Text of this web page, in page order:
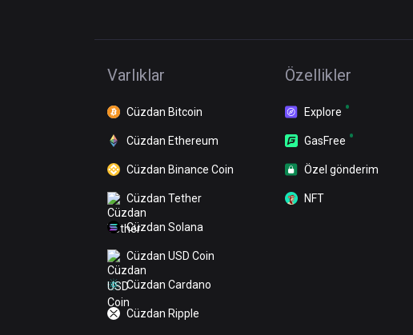
Varlıklar
Cüzdan Bitcoin
Cüzdan Ethereum
Cüzdan Binance Coin
Cüzdan Tether
Cüzdan Solana
Cüzdan USD Coin
Cüzdan Cardano
Cüzdan Ripple
Özellikler
Explore
GasFree
Özel gönderim
NFT